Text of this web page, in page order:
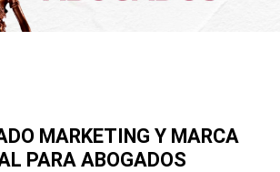
MARKETING Y MARCA
PARA ABOGADOS